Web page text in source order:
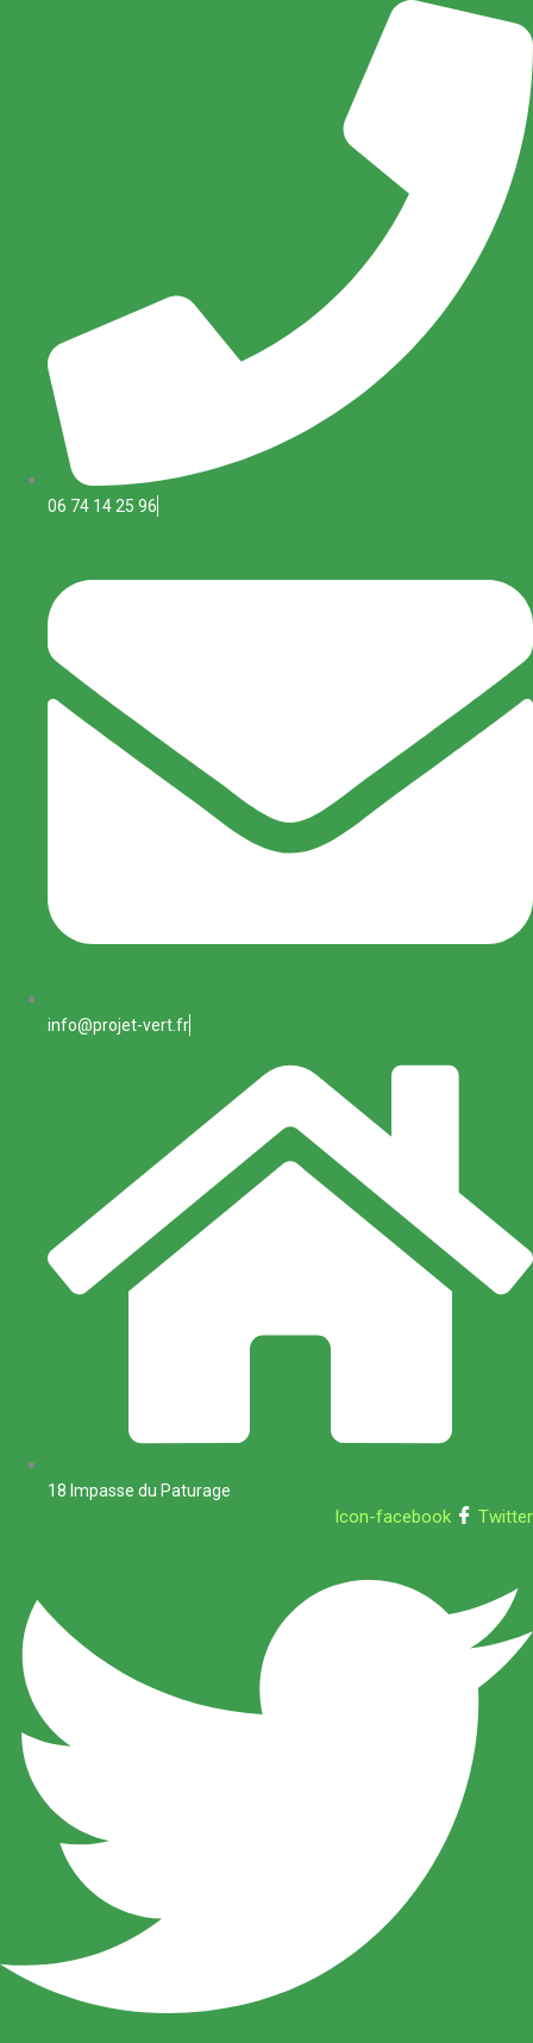
06 74 14 25 96
info@projet-vert.fr
18 Impasse du Paturage
Icon-facebook Twitter